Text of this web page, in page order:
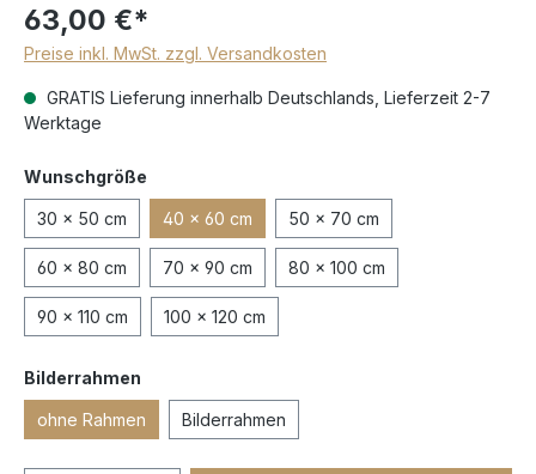
63,00 €*
Preise inkl. MwSt. zzgl. Versandkosten
GRATIS Lieferung innerhalb Deutschlands, Lieferzeit 2-7
Werktage
Wunschgröße
30 x 50 cm 40 x 60 cm 50 x 70 cm
60 x 80 cm 70 x 90 cm 80 x 100 cm
90 x 110 cm 100 x 120 cm
Bilderrahmen
ohne Rahmen Bilderrahmen